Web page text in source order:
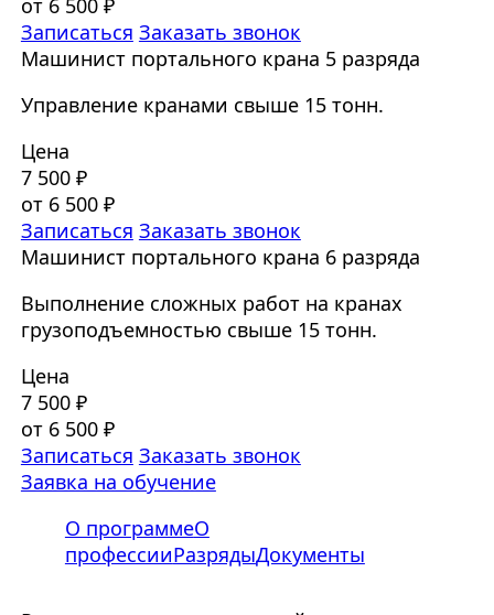
от 6 500 ₽
Записаться Заказать звонок
Машинист портального крана 5 разряда
Управление кранами свыше 15 тонн.
Цена
7 500 ₽
от 6 500 ₽
Записаться Заказать звонок
Машинист портального крана 6 разряда
Выполнение сложных работ на кранах
грузоподъемностью свыше 15 тонн.
Цена
7 500 ₽
от 6 500 ₽
Записаться Заказать звонок
Заявка на обучение
О программеО
профессииРазрядыДокументы